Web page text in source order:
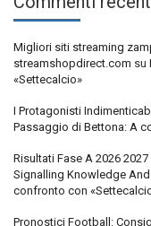
Migliori siti streaming
streamshopdirect.com su
«Settecalcio»
I Protagonisti
Passaggio di Bettona: A
Risultati Fase A 2026
Signalling Knowledge
confronto con
Pronostici Football: